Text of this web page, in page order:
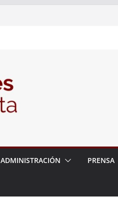
ADMINISTRACIÓN PRENSA